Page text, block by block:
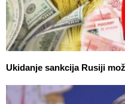
Ukidanje sankcija Rusiji